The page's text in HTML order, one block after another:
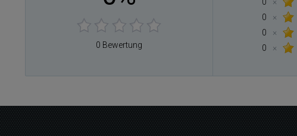
0 Bewertung
0
×
0
×
0
×